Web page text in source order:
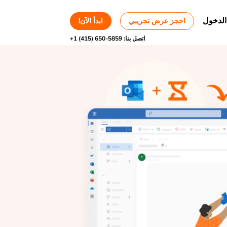
احجز عرض تجريبي ابدأ الآن!
اتصل بنا:+1 (415) 650-5859